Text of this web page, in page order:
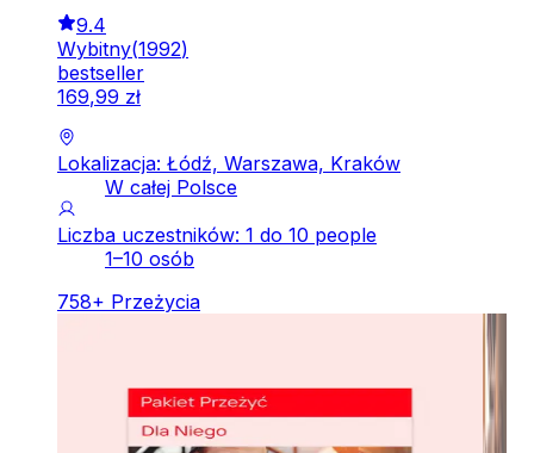
9.4
Wybitny(1992)
bestseller
169,99 zł
Lokalizacja: Łódź, Warszawa, Kraków
W całej Polsce
Liczba uczestników: 1 do 10 people
1–10 osób
758+ Przeżycia